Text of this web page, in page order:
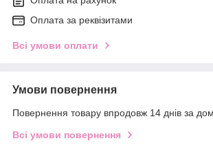
Оплата за реквізитами
Всі умови оплати
Умови повернення
Повернення товару впродовж 14 днів за
Всі умови повернення